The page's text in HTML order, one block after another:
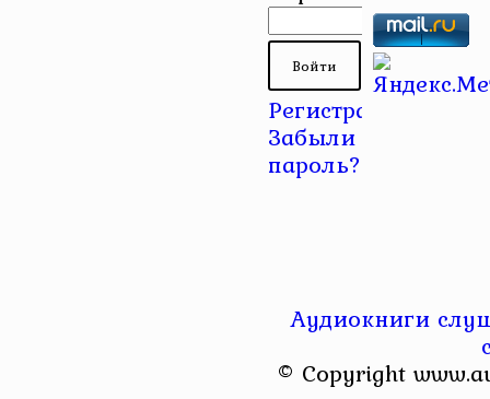
Регистрация
Забыли
пароль?
Аудиокниги
© Copyright